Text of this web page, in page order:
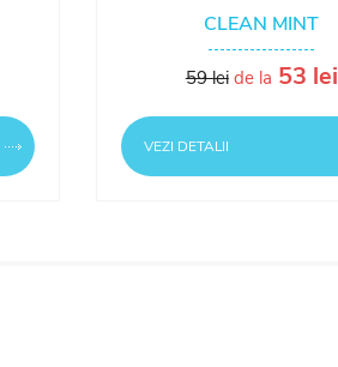
CLEAN MINT
59 lei de la 53 lei
VEZI DETALII